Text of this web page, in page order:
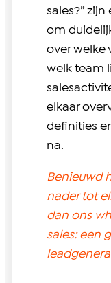
sales?”
om
over welke
welk team
elkaar
definities
na.
Benieuwd
nader tot
dan ons
sales: een